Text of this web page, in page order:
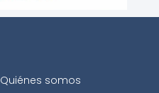
Quiénes somos